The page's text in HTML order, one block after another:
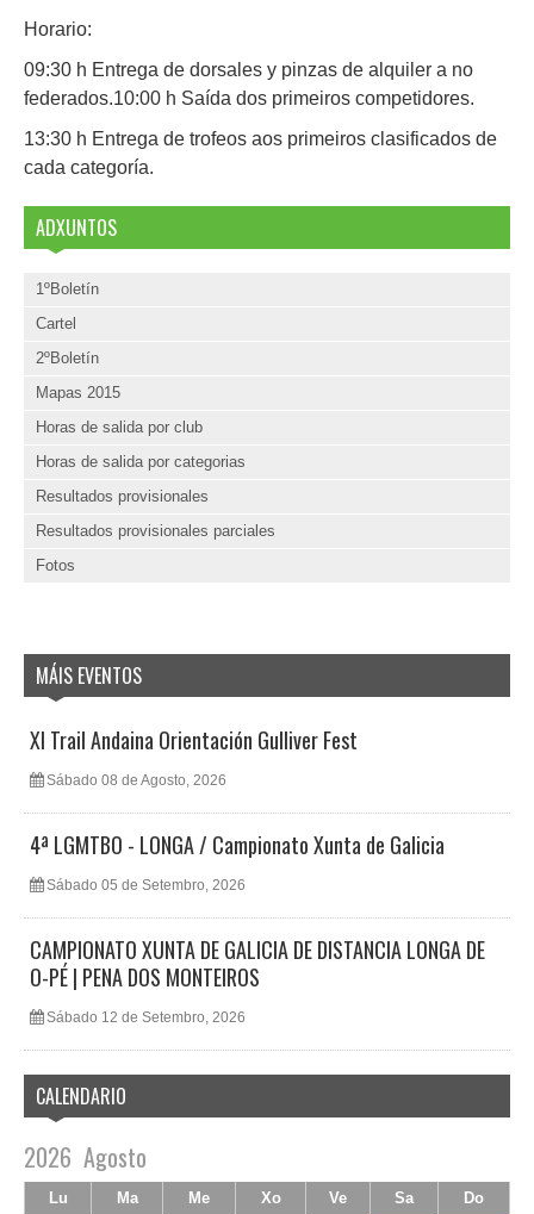
Horario:
09:30 h Entrega de dorsales y pinzas de alquiler a no
federados.10:00 h Saída dos primeiros competidores.
13:30 h Entrega de trofeos aos primeiros clasificados de
cada categoría.
ADXUNTOS
1ºBoletín
Cartel
2ºBoletín
Mapas 2015
Horas de salida por club
Horas de salida por categorias
Resultados provisionales
Resultados provisionales parciales
Fotos
MÁIS EVENTOS
XI Trail Andaina Orientación Gulliver Fest
Sábado 08 de Agosto, 2026
4ª LGMTBO - LONGA / Campionato Xunta de Galicia
Sábado 05 de Setembro, 2026
CAMPIONATO XUNTA DE GALICIA DE DISTANCIA LONGA DE
O-PÉ | PENA DOS MONTEIROS
Sábado 12 de Setembro, 2026
CALENDARIO
2026 Agosto
Lu Ma Me Xo Ve Sa Do